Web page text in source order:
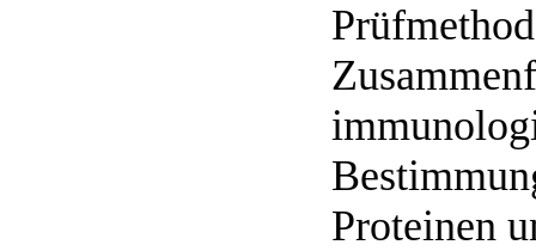
Proteinen